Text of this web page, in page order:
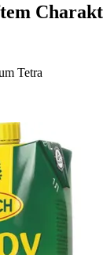
Tetra